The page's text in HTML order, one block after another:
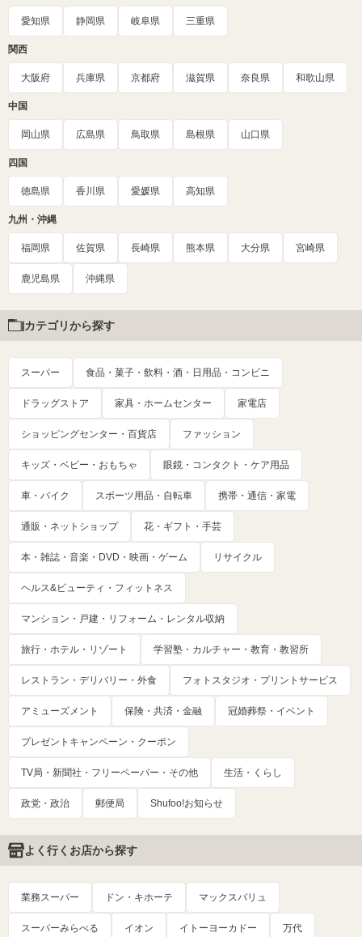
愛知県 静岡県 岐阜県 三重県
関西
大阪府 兵庫県 京都府 滋賀県 奈良県 和歌山県
中国
岡山県 広島県 鳥取県 島根県 山口県
四国
徳島県 香川県 愛媛県 高知県
九州・沖縄
福岡県 佐賀県 長崎県 熊本県 大分県 宮崎県
鹿児島県 沖縄県
カテゴリから探す
スーパー 食品・菓子・飲料・酒・日用品・コンビニ
ドラッグストア 家具・ホームセンター 家電店
ショッピングセンター・百貨店 ファッション
キッズ・ベビー・おもちゃ 眼鏡・コンタクト・ケア用品
車・バイク スポーツ用品・自転車 携帯・通信・家電
通販・ネットショップ 花・ギフト・手芸
本・雑誌・音楽・DVD・映画・ゲーム リサイクル
ヘルス&ビューティ・フィットネス
マンション・戸建・リフォーム・レンタル収納
旅行・ホテル・リゾート 学習塾・カルチャー・教育・教習所
レストラン・デリバリー・外食 フォトスタジオ・プリントサービス
アミューズメント 保険・共済・金融 冠婚葬祭・イベント
プレゼントキャンペーン・クーポン
TV局・新聞社・フリーペーパー・その他 生活・くらし
政党・政治 郵便局 Shufoo!お知らせ
よく行くお店から探す
業務スーパー ドン・キホーテ マックスバリュ
スーパーみらべる イオン イトーヨーカドー 万代